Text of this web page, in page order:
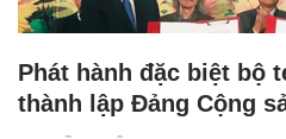
Phát hành đặc biệt bộ
thành lập Đảng Cộng